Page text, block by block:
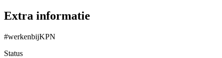
Extra informatie
#werkenbijKPN
Status